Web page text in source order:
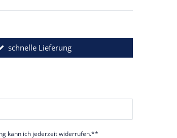
schnelle Lieferung
kann ich jederzeit widerrufen.**